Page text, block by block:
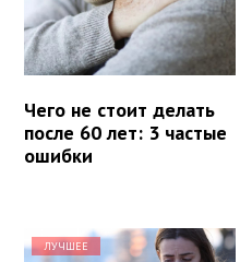
Чего не стоит делать
после 60 лет: 3 частые
ошибки
ЛУЧШЕЕ